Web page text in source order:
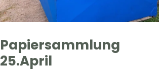
Papiersammlung
25.April